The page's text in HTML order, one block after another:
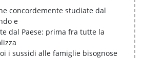
concordemente studiate dal
e
dal Paese: prima fra tutte la
i sussidi alle famiglie bisognose